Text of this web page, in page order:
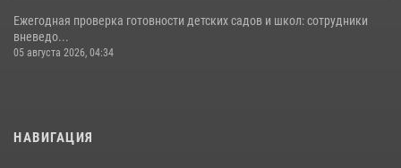
Ежегодная проверка готовности детских садов и школ: сотрудники
вневедо...
05 августа 2026, 04:34
НАВИГАЦИЯ